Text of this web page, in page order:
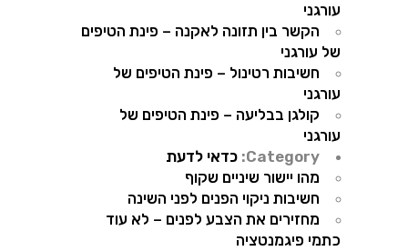
עורגני
הקשר בין תזונה לאקנה – פינת הטיפים
של עורגני
חשיבות רטינול – פינת הטיפים של
עורגני
קולגן בבליעה – פינת הטיפים של
עורגני
Category: כדאי לדעת
מהו יישור שיניים שקוף
חשיבות ניקוי הפנים לפני השינה
מחזירים את הצבע לפנים – לא עוד
כתמי פיגמנטציה